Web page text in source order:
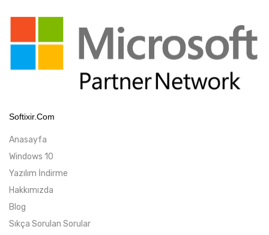
Softixir.com
Anasayfa
Windows 10
Yazılım İndirme
Hakkımızda
Blog
Sıkça Sorulan Sorular